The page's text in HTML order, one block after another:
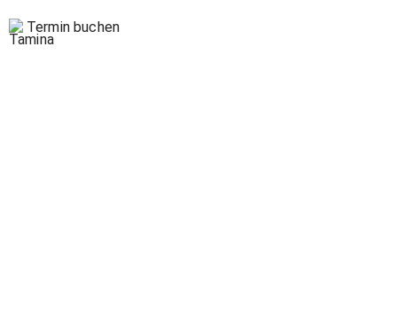
Termin buchen